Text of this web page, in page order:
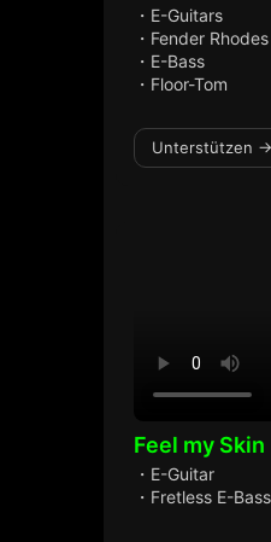
・E-Guitars
・Fender Rhodes
・E-Bass
・Floor-Tom
Unterstützen
Feel my Skin
・E-Guitar
・Fretless E-Bass